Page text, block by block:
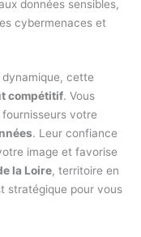
données sensibles,
cybermenaces et
cette
compétitif. Vous
votre
. Leur confiance
image et favorise
la Loire, territoire en
stratégique pour vous